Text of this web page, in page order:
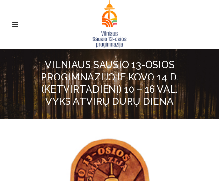
VILNIAUS SAUSIO 13-OSIOS
PROGIMNAZIJOJE KOVO 14 D.
(KETVIRTADIENĮ) 10 – 16 VAL.
VYKS ATVIRŲ DURŲ DIENA